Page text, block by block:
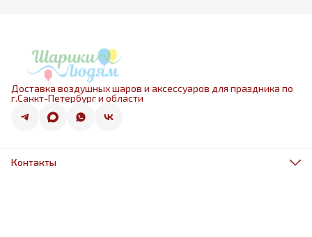
Доставка воздушных шаров и аксессуаров для праздника по
г.Санкт-Петербург и области
Контакты